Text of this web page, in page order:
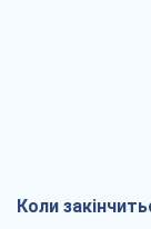
Коли